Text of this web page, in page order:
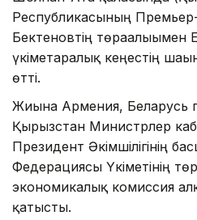
Республикасының
Бектеновтің төрағалығымен
үкіметаралық кеңестің
өтті.
Жиынға Армения, Беларусь
Қырғызстан Министрлер
Президент Әкімшілігінің
Федерациясы Үкіметінің
экономикалық комиссия
қатысты.